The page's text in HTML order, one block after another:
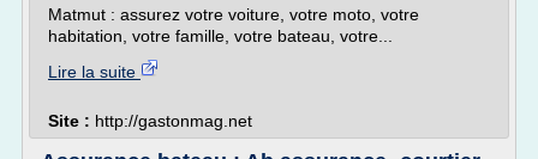
Matmut : assurez votre voiture, votre moto, votre
habitation, votre famille, votre bateau, votre...
Lire la suite
Site : http://gastonmag.net